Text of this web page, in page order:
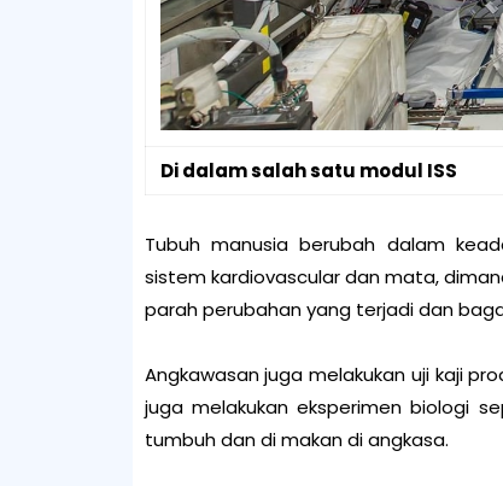
Di dalam salah satu modul ISS
Tubuh manusia berubah dalam
sistem kardiovascular dan mata,
parah perubahan yang terjadi dan
Angkawasan juga melakukan uji kaji
juga melakukan eksperimen biologi
tumbuh dan di makan di angkasa.